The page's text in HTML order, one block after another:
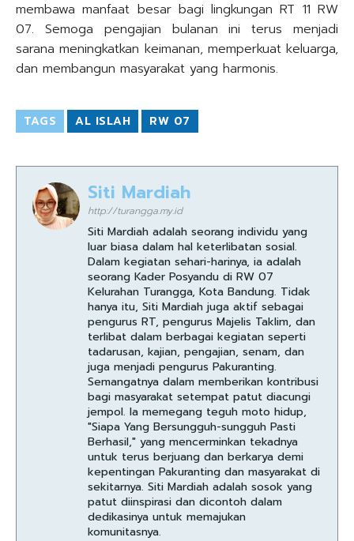
membawa manfaat besar bagi lingkungan RT 11 RW
07. Semoga pengajian bulanan ini terus menjadi
sarana meningkatkan keimanan, memperkuat keluarga,
dan membangun masyarakat yang harmonis.
TAGS AL ISLAH RW 07
Siti Mardiah
http://turangga.my.id
Siti Mardiah adalah seorang individu yang
luar biasa dalam hal keterlibatan sosial.
Dalam kegiatan sehari-harinya, ia adalah
seorang Kader Posyandu di RW 07
Kelurahan Turangga, Kota Bandung. Tidak
hanya itu, Siti Mardiah juga aktif sebagai
pengurus RT, pengurus Majelis Taklim, dan
terlibat dalam berbagai kegiatan seperti
tadarusan, kajian, pengajian, senam, dan
juga menjadi pengurus Pakuranting.
Semangatnya dalam memberikan kontribusi
bagi masyarakat setempat patut diacungi
jempol. Ia memegang teguh moto hidup,
"Siapa Yang Bersungguh-sungguh Pasti
Berhasil," yang mencerminkan tekadnya
untuk terus berjuang dan berkarya demi
kepentingan Pakuranting dan masyarakat di
sekitarnya. Siti Mardiah adalah sosok yang
patut diinspirasi dan dicontoh dalam
dedikasinya untuk memajukan
komunitasnya.